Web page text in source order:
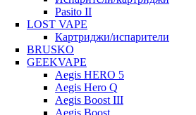
Pasito II
LOST VAPE
Картриджи/испарители
BRUSKO
GEEKVAPE
Aegis HERO 5
Aegis Hero Q
Aegis Boost III